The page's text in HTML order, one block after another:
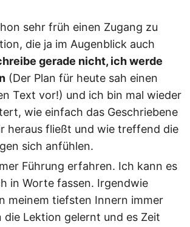
sehr früh einen Zugang zu
die ja im Augenblick auch
gerade nicht, ich werde
(Der Plan für heute sah einen
Text vor!) und ich bin mal wieder
wie einfach das Geschriebene
heraus fließt und wie treffend die
sich anfühlen.
Führung erfahren. Ich kann es
in Worte fassen. Irgendwie
meinem tiefsten Innern immer
die Lektion gelernt und es Zeit